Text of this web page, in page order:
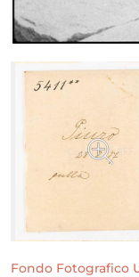
Fondo Fotografico